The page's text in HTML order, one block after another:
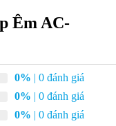
Êm AC-
0% | 0 đánh giá
0% | 0 đánh giá
0% | 0 đánh giá